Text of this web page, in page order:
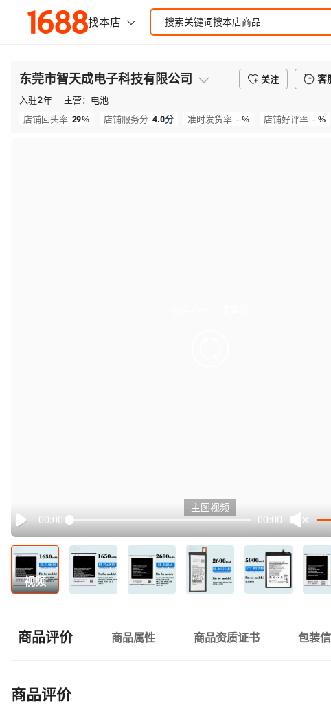
东莞市智天成电子科技有限公司 关注 客
入驻2年 主营： 电池
店铺回头率 29% 店铺服务分 4.0分 准时发货率 - % 店铺好评率 - %
Play
00:00 00:00
主图视频
视频
商品评价 商品属性 商品资质证书 包装
商品评价